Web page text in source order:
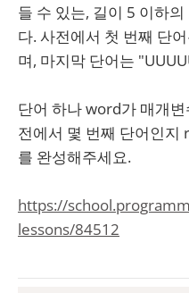
들 수 있는, 길이 5 이하
다. 사전에서 첫 번째 단
며, 마지막 단어는
단어 하나 word가 매개
전에서 몇 번째 단어인
를 완성해주세요.
https://
lessons/84512